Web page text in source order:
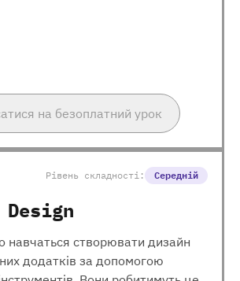
на безоплатний урок
Рівень складності: Середній
навчаться створювати дизайн
додатків за допомогою